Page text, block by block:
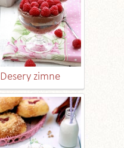
Desery zimne